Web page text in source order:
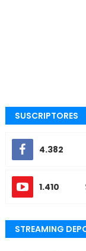
SUSCRIPTORES
4.382
1.410
STREAMING